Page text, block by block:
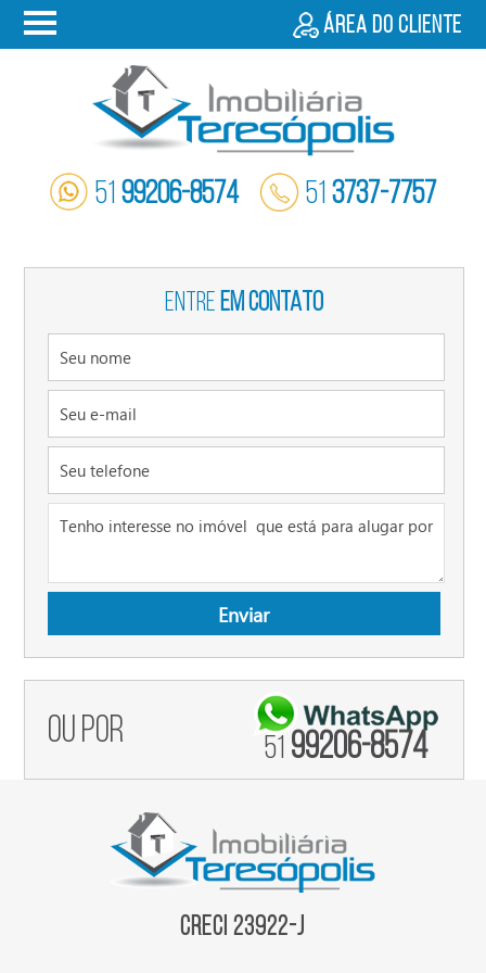
Área do cliente
5199206-8574 513737-7757
ENTRE EM CONTATO
ou por 51 99206-8574
Creci 23922-J